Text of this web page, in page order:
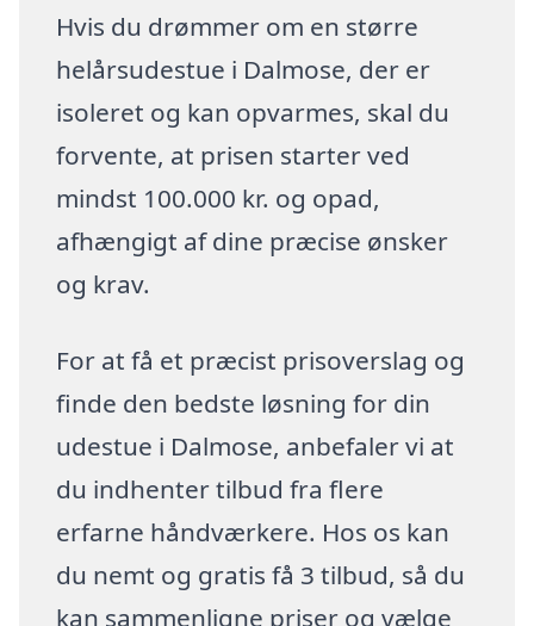
Hvis du drømmer om en større
helårsudestue i Dalmose, der er
isoleret og kan opvarmes, skal du
forvente, at prisen starter ved
mindst 100.000 kr. og opad,
afhængigt af dine præcise ønsker
og krav.
For at få et præcist prisoverslag og
finde den bedste løsning for din
udestue i Dalmose, anbefaler vi at
du indhenter tilbud fra flere
erfarne håndværkere. Hos os kan
du nemt og gratis få 3 tilbud, så du
kan sammenligne priser og vælge